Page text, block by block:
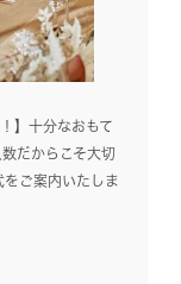
】十分なおもて
だからこそ大切
ご案内いたしま